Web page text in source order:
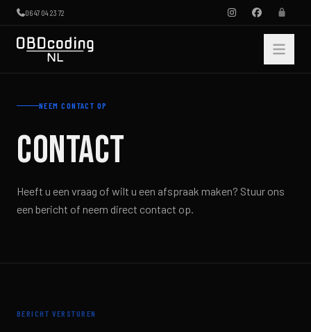
Direct naar inhoud
06 47 04 23 72
NEEM CONTACT OP
CONTACT
Heeft u een vraag of wilt u een afspraak maken? Stuur ons
een bericht of neem direct contact op.
BERICHT VERSTUREN